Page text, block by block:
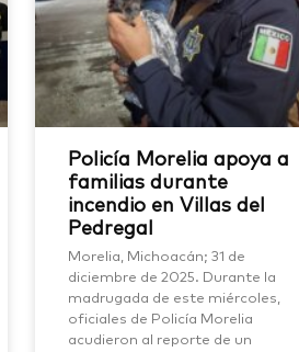
Policía Morelia apoya a
familias durante
incendio en Villas del
Pedregal
Morelia, Michoacán; 31 de
diciembre de 2025. Durante la
madrugada de este miércoles,
oficiales de Policía Morelia
acudieron al reporte de un